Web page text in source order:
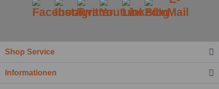
Kenntnis genommen.*
Shop Service
Informationen